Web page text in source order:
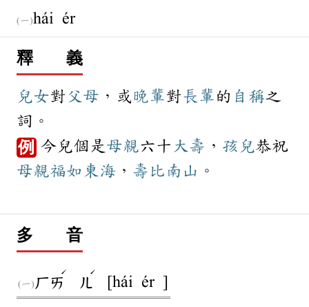
hái ér
釋 義
兒女對父母 ，或晚輩對長輩 的 自稱之
詞。
例 今兒個是 母親六十 大壽 ， 孩兒恭祝
母親福如東海 ， 壽比南山 。
多 音
ㄏㄞ
ˊ
ㄦ
ˊ
[hái ér ]